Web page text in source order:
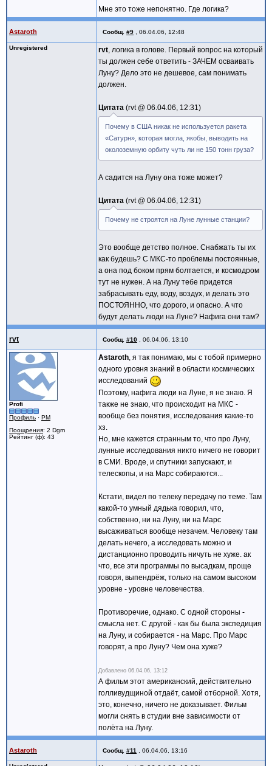
Мне это тоже непонятно. Где логика?
Astaroth Сообщ. #9 06.04.06, 12:48
Unregistered rvt, логика в голове. Первый вопрос на который
ты должен себе ответить - ЗАЧЕМ осваивать
Луну? Дело это не дешевое, сам понимать
должен.
Цитата rvt @ 06.04.06, 12:31
Почему в США никак не используется ракета
«Сатурн», которая могла, якобы, выводить на
околоземную орбиту чуть ли не 150 тонн груза?
А садится на Луну она тоже может?
Цитата rvt @ 06.04.06, 12:31
Почему не строятся на Луне лунные станции?
Это вообще детство полное. Снабжать ты их
как будешь? С МКС-то проблемы постоянные,
а она под боком прям болтается, и космодром
тут не нужен. А на Луну тебе придется
забрасывать еду, воду, воздух, и делать это
ПОСТОЯННО, что дорого, и опасно. А что
будут делать люди на Луне? Нафига они там?
rvt Сообщ. #10 06.04.06, 13:10
Profi
Профиль · PM
Поощрения: 2 Dgm
Рейтинг (ф): 43
Astaroth, я так понимаю, мы с тобой примерно
одного уровня знаний в области космических
исследований
Поэтому, нафига люди на Луне, я не знаю. Я
также не знаю, что происходит на МКС -
вообще без понятия, исследования какие-то
хз.
Но, мне кажется странным то, что про Луну,
лунные исследования никто ничего не говорит
в СМИ. Вроде, и спутники запускают, и
телескопы, и на Марс собираются...
Кстати, видел по телеку передачу по теме. Там
какой-то умный дядька говорил, что,
собственно, ни на Луну, ни на Марс
высаживаться вообще незачем. Человеку там
делать нечего, а исследовать можно и
дистанционно проводить ничуть не хуже. ак
что, все эти программы по высадкам, проще
говоря, выпендрёж, только на самом высоком
уровне - уровне человечества.
Противоречие, однако. С одной стороны -
смысла нет. С другой - как бы была экспедиция
на Луну, и собирается - на Марс. Про Марс
говорят, а про Луну? Чем она хуже?
Добавлено 06.04.06, 13:12
А фильм этот американский, действительно
голливудщиной отдаёт, самой отборной. Хотя,
это, конечно, ничего не доказывает. Фильм
могли снять в студии вне зависимости от
полёта на Луну.
Astaroth Сообщ. #11 06.04.06, 13:16